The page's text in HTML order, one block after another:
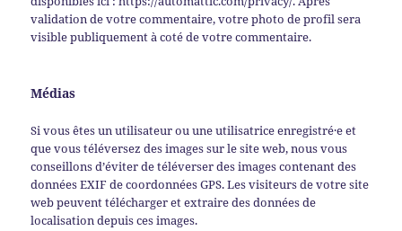
validation de votre commentaire, votre photo de profil sera
visible publiquement à coté de votre commentaire.
Médias
Si vous êtes un utilisateur ou une utilisatrice enregistré·e et
que vous téléversez des images sur le site web, nous vous
conseillons d’éviter de téléverser des images contenant des
données EXIF de coordonnées GPS. Les visiteurs de votre site
web peuvent télécharger et extraire des données de
localisation depuis ces images.